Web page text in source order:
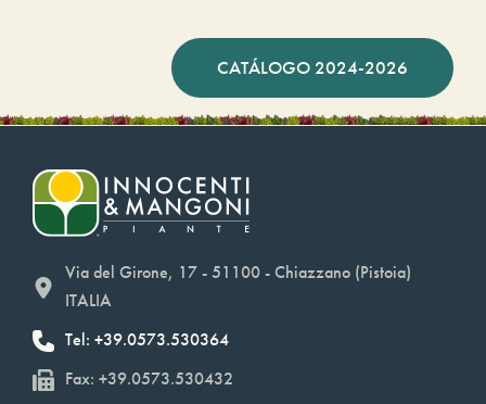
CATÁLOGO 2024-2026
Via del Girone, 17 - 51100 - Chiazzano (Pistoia)
ITALIA
Tel: +39.0573.530364
Fax: +39.0573.530432